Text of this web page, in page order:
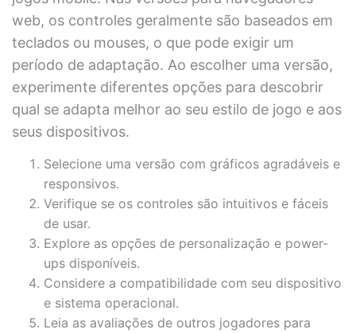
web, os controles geralmente são baseados em
teclados ou mouses, o que pode exigir um
período de adaptação. Ao escolher uma versão,
experimente diferentes opções para descobrir
qual se adapta melhor ao seu estilo de jogo e aos
seus dispositivos.
Selecione uma versão com gráficos agradáveis e
responsivos.
Verifique se os controles são intuitivos e fáceis
de usar.
Explore as opções de personalização e power-
ups disponíveis.
Considere a compatibilidade com seu dispositivo
e sistema operacional.
Leia as avaliações de outros jogadores para